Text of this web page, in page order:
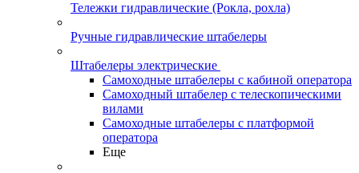
Тележки гидравлические (Рокла, рохла)
Ручные гидравлические штабелеры
Штабелеры электрические
Самоходные штабелеры с кабиной оператора
Самоходный штабелер с телескопическими
вилами
Самоходные штабелеры с платформой
оператора
Еще